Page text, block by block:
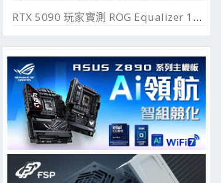
RTX 5090 玩家實測 ROG Equalizer 12V-2x6, 電壓更穩、溫度更低、還解決 SSD 消失問題